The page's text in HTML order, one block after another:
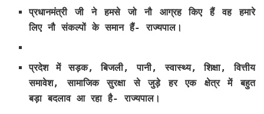
प्रधानमंत्री जी ने हमसे जो नौ आग्रह किए हैं वह हमारे
लिए नौ संकल्पों के समान हैं- राज्यपाल।
प्रदेश में सड़क, बिजली, पानी, स्वास्थ्य, शिक्षा, वित्तीय
समावेश, सामाजिक सुरक्षा से जुड़े हर एक क्षेत्र में बहुत
बड़ा बदलाव आ रहा है- राज्यपाल।